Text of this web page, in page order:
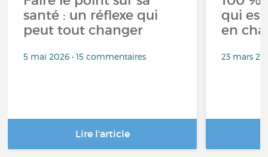
santé : un réflexe qui
peut tout changer
5 mai 2026 • 15 commentaires
Lire l'article
qui
en
23 mars